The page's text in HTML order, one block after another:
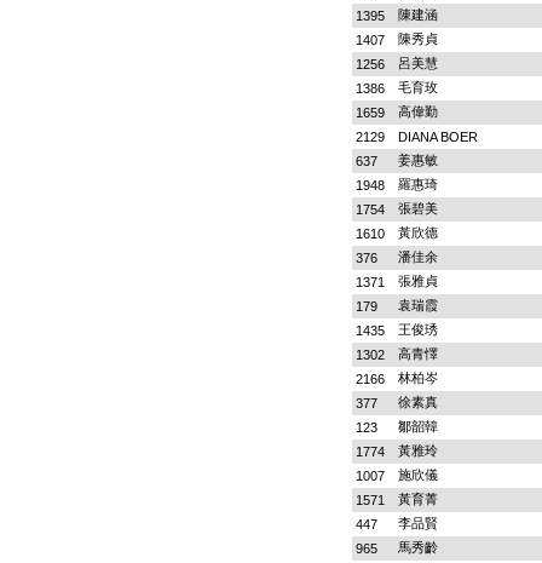
1395
陳建涵
1407
陳秀貞
1256
呂美慧
1386
毛育玫
1659
高偉勤
2129
DIANA BOER
637
姜惠敏
1948
羅惠琦
1754
張碧美
1610
黃欣德
376
潘佳余
1371
張雅貞
179
袁瑞霞
1435
王俊琇
1302
高青懌
2166
林柏岑
377
徐素真
123
鄒韶韓
1774
黃雅玲
1007
施欣儀
1571
黃育菁
447
李品賢
965
馬秀齡